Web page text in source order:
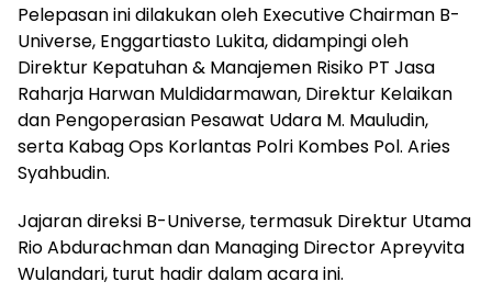
Pelepasan ini dilakukan oleh Executive Chairman B-
Universe, Enggartiasto Lukita, didampingi oleh
Direktur Kepatuhan & Manajemen Risiko PT Jasa
Raharja Harwan Muldidarmawan, Direktur Kelaikan
dan Pengoperasian Pesawat Udara M. Mauludin,
serta Kabag Ops Korlantas Polri Kombes Pol. Aries
Syahbudin.
Jajaran direksi B-Universe, termasuk Direktur Utama
Rio Abdurachman dan Managing Director Apreyvita
Wulandari, turut hadir dalam acara ini.